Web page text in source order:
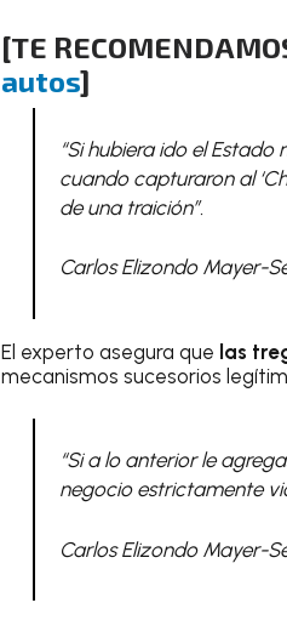
[TE
autos]
“Si hubiera ido el
cuando capturaron al
de una traición”.
Carlos Elizondo Mayer-
El experto asegura que las
mecanismos sucesorios
“Si a lo anterior le
negocio estrictamente
Carlos Elizondo Mayer-